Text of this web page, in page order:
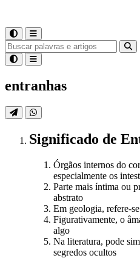
entranhas
Significado de
Órgãos internos do
especialmente os
Parte mais íntima ou
abstrato
Em geologia, refere-
Figurativamente, o
algo
Na literatura, pode
segredos ocultos